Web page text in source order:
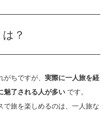
？
がちですが、 実際に一人旅を経
魅了される人が多い です。
で旅を楽しめるのは、一人旅な